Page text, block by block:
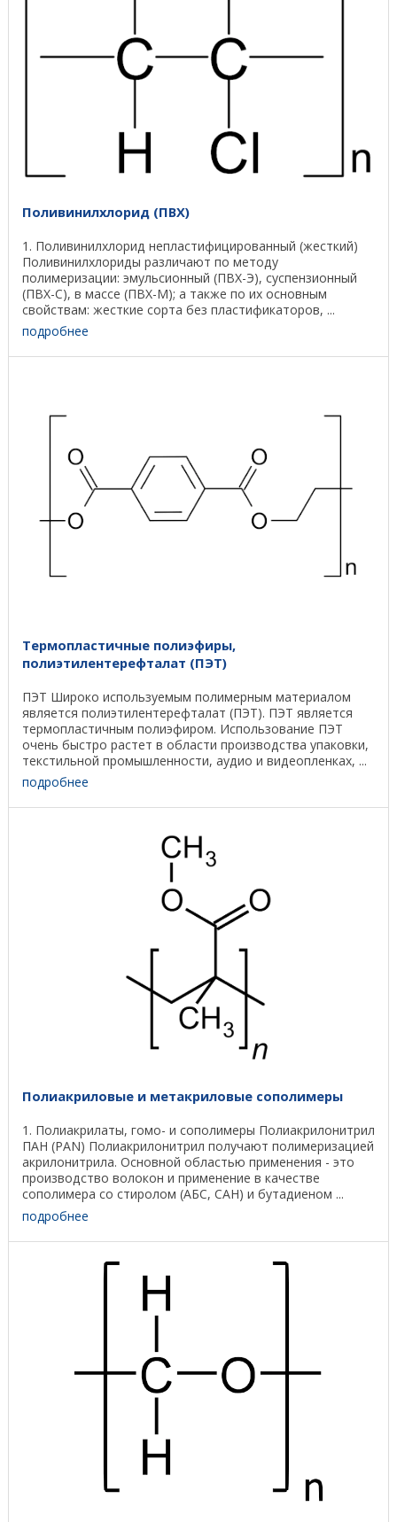
Поливинилхлорид (ПВХ)
1. Поливинилхлорид непластифицированный (жесткий)
Поливинилхлориды различают по методу
полимеризации: эмульсионный (ПВХ-Э), суспензионный
(ПВХ-С), в массе (ПВХ-М); а также по их основным
свойствам: жесткие сорта без пластификаторов, ...
подробнее
Термопластичные полиэфиры,
полиэтилентерефталат (ПЭТ)
ПЭТ Широко используемым полимерным материалом
является полиэтилентерефталат (ПЭТ). ПЭТ является
термопластичным полиэфиром. Использование ПЭТ
очень быстро растет в области производства упаковки,
текстильной промышленности, аудио и видеопленках, ...
подробнее
Полиакриловые и метакриловые сополимеры
1. Полиакрилаты, гомо- и сополимеры Полиакрилонитрил
ПАН (PAN) Полиакрилонитрил получают полимеризацией
акрилонитрила. Основной областью применения - это
производство волокон и применение в качестве
сополимера со стиролом (АБС, САН) и бутадиеном ...
подробнее